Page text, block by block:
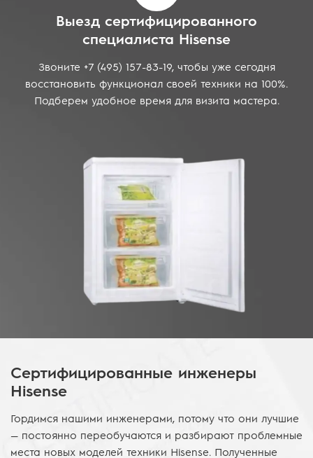
Выезд сертифицированного
специалиста Hisense
Звоните +7 (495) 157-83-19, чтобы уже сегодня
восстановить функционал своей техники на 100%.
Подберем удобное время для визита мастера.
Сертифицированные инженеры
Hisense
Гордимся нашими инженерами, потому что они лучшие
— постоянно переобучаются и разбирают проблемные
места новых моделей техники Hisense. Полученные